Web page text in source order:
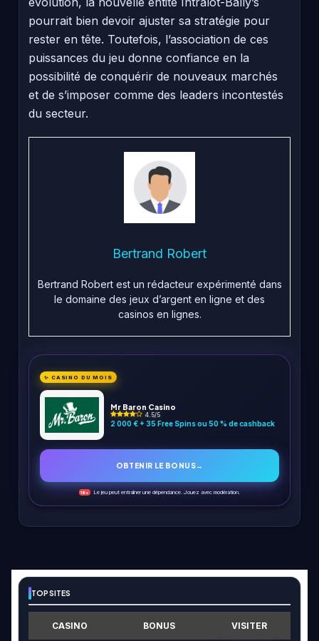
pourrait bien devoir ajuster sa stratégie pour
rester en tête. Toutefois, l’association de ces
puissances du jeu donne confiance en la
possibilité de conquérir de nouveaux marchés
et de s’imposer comme des leaders incontestés
du secteur.
Bertrand Robert
Bertrand Robert est un rédacteur expérimenté dans
le domaine des jeux d’argent en ligne et des
casinos en lignes.
✨ CASINO DU MOIS
Mr Baron Casino
4.5/5
2 000 € + 35 Free Spins ou 50 % de cashback
OBTENIR LE BONUS→
18+ Le jeu peut entraîner une dépendance. Jouez avec modération.
TOP SITES
CASINO BONUS VISITER